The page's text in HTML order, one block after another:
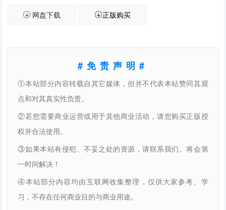
网盘下载 正版购买
#免责声明#
①本站部分内容转载自其它媒体，但并不代表本站赞同其观
点和对其真实性负责。
②若您需要商业运营或用于其他商业活动，请您购买正版授
权并合法使用。
③如果本站有侵犯、不妥之处的资源，请联系我们。将会第
一时间解决！
④本站部分内容均由互联网收集整理，仅供大家参考、学
习，不存在任何商业目的与商业用途。